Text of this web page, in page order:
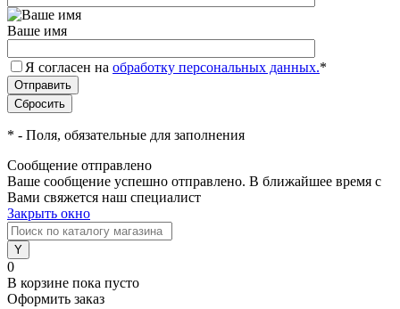
Ваше имя
Я согласен на обработку персональных данных.*
* - Поля, обязательные для заполнения
Сообщение отправлено
Ваше сообщение успешно отправлено. В ближайшее время с
Вами свяжется наш специалист
Закрыть окно
0
В корзине пока пусто
Оформить заказ